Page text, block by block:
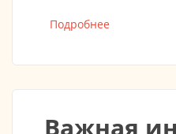
Подробнее